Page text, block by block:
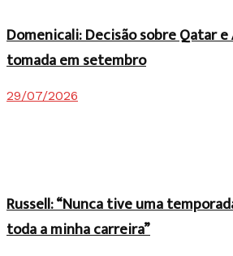
Domenicali: Decisão sobre Qatar e
tomada em setembro
29/07/2026
Russell: “Nunca tive uma
toda a minha carreira”